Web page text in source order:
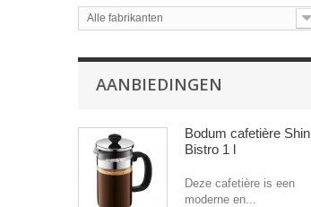
Alle fabrikanten
AANBIEDINGEN
Bodum cafetière Shin
Bistro 1 l
Deze cafetière is een
moderne en...